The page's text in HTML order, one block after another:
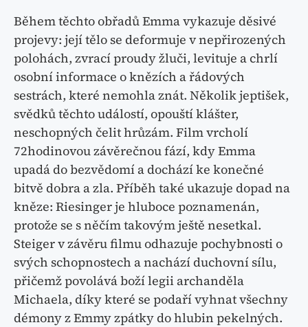
Během těchto obřadů Emma vykazuje děsivé
projevy: její tělo se deformuje v nepřirozených
polohách, zvrací proudy žluči, levituje a chrlí
osobní informace o knězích a řádových
sestrách, které nemohla znát. Několik jeptišek,
svědků těchto událostí, opouští klášter,
neschopných čelit hrůzám. Film vrcholí
72hodinovou závěrečnou fází, kdy Emma
upadá do bezvědomí a dochází ke konečné
bitvě dobra a zla. Příběh také ukazuje dopad na
kněze: Riesinger je hluboce poznamenán,
protože se s něčím takovým ještě nesetkal.
Steiger v závěru filmu odhazuje pochybnosti o
svých schopnostech a nachází duchovní sílu,
přičemž povolává boží legii archanděla
Michaela, díky které se podaří vyhnat všechny
démony z Emmy zpátky do hlubin pekelných.